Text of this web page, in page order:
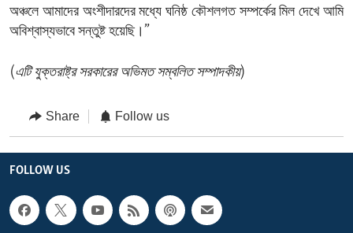
অঞ্চলে আমাদের অংশীদারদের মধ্যে ঘনিষ্ঠ কৌশলগত সম্পর্কের মিল দেখে আমি
অবিশ্বাস্যভাবে সন্তুষ্ট হয়েছি।”
(এটি যুক্তরাষ্ট্র সরকারের অভিমত সম্বলিত সম্পাদকীয়)
Share Follow us
FOLLOW US